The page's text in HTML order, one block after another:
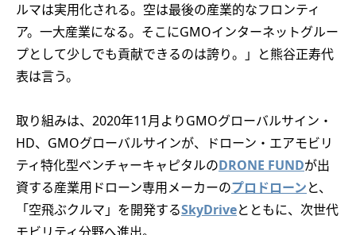
ルマは実用化される。空は最後の産業的なフロンティ
ア。一大産業になる。そこにGMOインターネットグルー
プとして少しでも貢献できるのは誇り。」と熊谷正寿代
表は言う。
取り組みは、2020年11月よりGMOグローバルサイン・
HD、GMOグローバルサインが、ドローン・エアモビリ
ティ特化型ベンチャーキャピタルのDRONE FUNDが出
資する産業用ドローン専用メーカーのプロドローンと、
「空飛ぶクルマ」を開発するSkyDriveとともに、次世代